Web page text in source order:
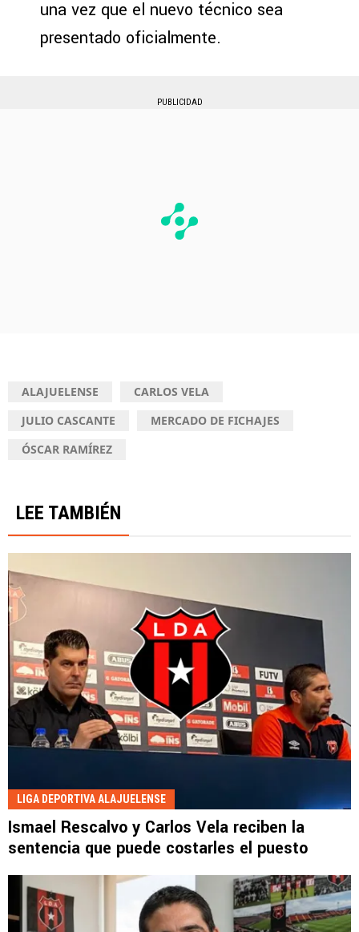
una vez que el nuevo técnico sea
presentado oficialmente.
PUBLICIDAD
ALAJUELENSE
CARLOS VELA
JULIO CASCANTE
MERCADO DE FICHAJES
ÓSCAR RAMÍREZ
LEE TAMBIÉN
LIGA DEPORTIVA ALAJUELENSE
Ismael Rescalvo y Carlos Vela reciben la
sentencia que puede costarles el puesto